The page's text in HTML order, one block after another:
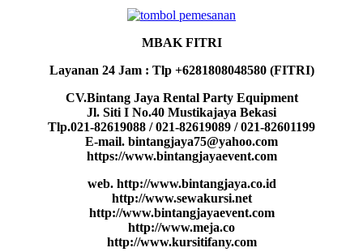
MBAK FITRI
Layanan 24 Jam : Tlp +6281808048580 (FITRI)
CV.Bintang Jaya Rental Party Equipment
Jl. Siti I No.40 Mustikajaya Bekasi
Tlp.021-82619088 / 021-82619089 / 021-82601199
E-mail. bintangjaya75@yahoo.com
https://www.bintangjayaevent.com
web. http://www.bintangjaya.co.id
http://www.sewakursi.net
http://www.bintangjayaevent.com
http://www.meja.co
http://www.kursitifany.com